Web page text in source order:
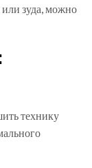
зуда, можно
технику